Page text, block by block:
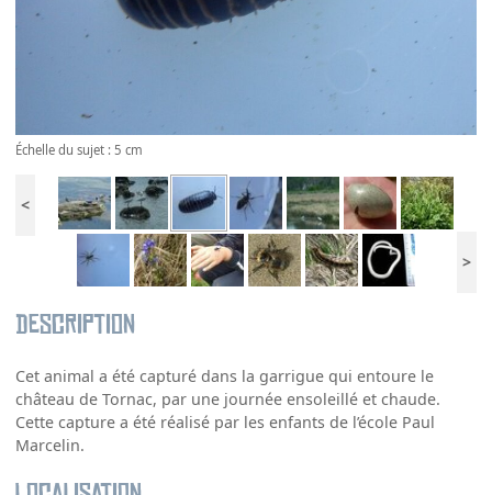
Échelle du sujet : 5 cm
<
>
Description
Cet animal a été capturé dans la garrigue qui entoure le
château de Tornac, par une journée ensoleillé et chaude.
Cette capture a été réalisé par les enfants de l’école Paul
Marcelin.